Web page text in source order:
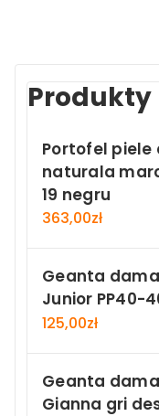
Produkty
Portofel piele
naturala
19 negru
363,00zł
Geanta
Junior PP40-
125,00zł
Geanta
Gianna gri